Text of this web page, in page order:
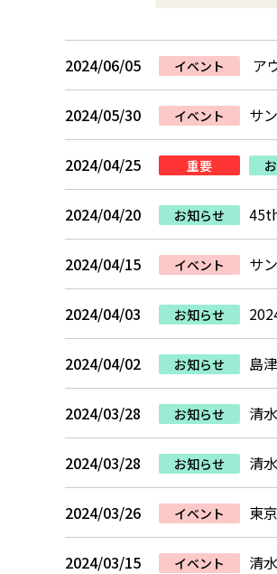
2024/06/05 イベント ア
2024/05/30 イベント サ
2024/04/25 重要
2024/04/20 お知らせ
2024/04/15 イベント サ
2024/04/03 お知らせ
2024/04/02 お知らせ 島
2024/03/28 お知らせ 清
2024/03/28 お知らせ 清
2024/03/26 イベント 東
2024/03/15 イベント 清